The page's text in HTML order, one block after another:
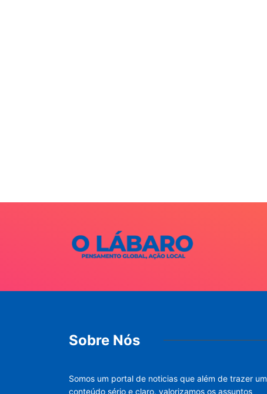
Sobre Nós
Somos um portal de noticias que além de trazer um
conteúdo sério e claro, valorizamos os assuntos